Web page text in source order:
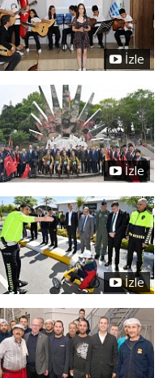
İzle
İzle
İzle